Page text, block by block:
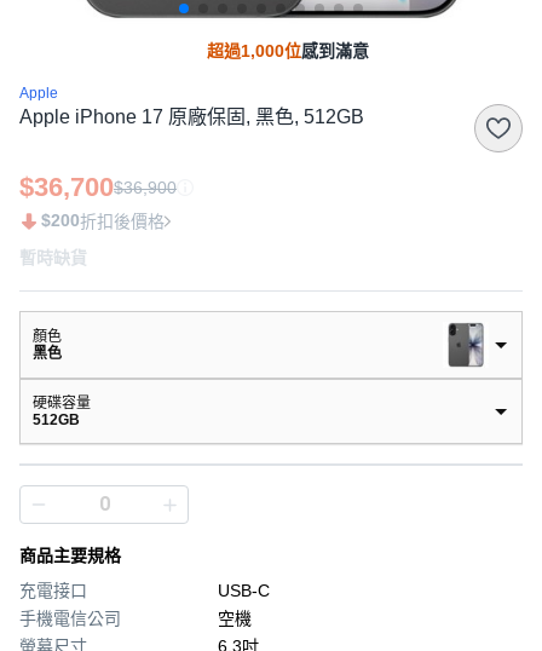
超過1,000位感到滿意
Apple
Apple iPhone 17 原廠保固, 黑色, 512GB
$36,700$36,900
$200折扣後價格
暫時缺貨
顏色
黑色
硬碟容量
512GB
商品主要規格
充電接口
USB-C
手機電信公司
空機
螢幕尺寸
6.3吋